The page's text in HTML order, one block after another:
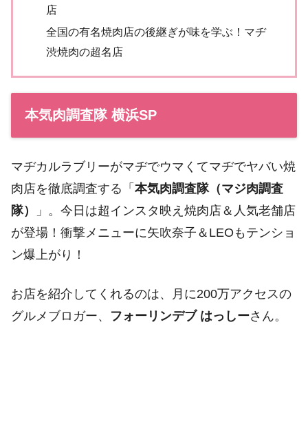
店
全国の有名焼肉店の後継ぎが味を学ぶ！マヂ
渋焼肉の超名店
本気肉調査隊 横浜SP
マヂカルラブリーがマヂでウマくてマヂでヤバい焼
肉店を徹底調査する「 本気肉調査隊（マジ肉調査
隊）
」。今日は超インスタ映え焼肉店＆人気老舗店
が登場！衝撃メニューに矢吹奈子＆LEOもテンショ
ン爆上がり！
お店を紹介してくれるのは、月に200万アクセスの
グルメブロガー、 フォーリンデブ はっしーさん。